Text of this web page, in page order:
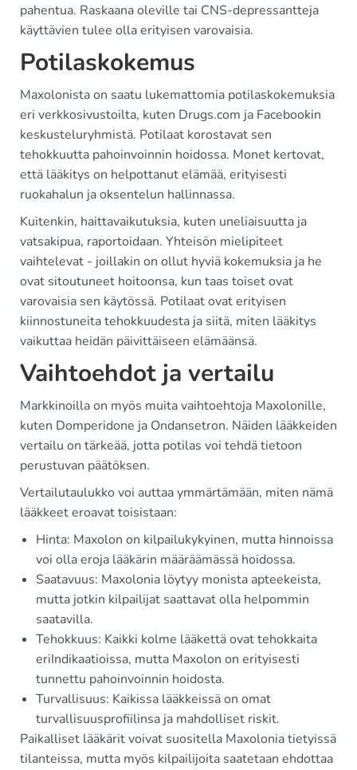
pahentua. Raskaana oleville tai CNS-depressantteja
käyttävien tulee olla erityisen varovaisia.
Potilaskokemus
Maxolonista on saatu lukemattomia potilaskokemuksia
eri verkkosivustoilta, kuten Drugs.com ja Facebookin
keskusteluryhmistä. Potilaat korostavat sen
tehokkuutta pahoinvoinnin hoidossa. Monet kertovat,
että lääkitys on helpottanut elämää, erityisesti
ruokahalun ja oksentelun hallinnassa.
Kuitenkin, haittavaikutuksia, kuten uneliaisuutta ja
vatsakipua, raportoidaan. Yhteisön mielipiteet
vaihtelevat - joillakin on ollut hyviä kokemuksia ja he
ovat sitoutuneet hoitoonsa, kun taas toiset ovat
varovaisia sen käytössä. Potilaat ovat erityisen
kiinnostuneita tehokkuudesta ja siitä, miten lääkitys
vaikuttaa heidän päivittäiseen elämäänsä.
Vaihtoehdot ja vertailu
Markkinoilla on myös muita vaihtoehtoja Maxolonille,
kuten Domperidone ja Ondansetron. Näiden lääkkeiden
vertailu on tärkeää, jotta potilas voi tehdä tietoon
perustuvan päätöksen.
Vertailutaulukko voi auttaa ymmärtämään, miten nämä
lääkkeet eroavat toisistaan:
Hinta: Maxolon on kilpailukykyinen, mutta hinnoissa
voi olla eroja lääkärin määräämässä hoidossa.
Saatavuus: Maxolonia löytyy monista apteekeista,
mutta jotkin kilpailijat saattavat olla helpommin
saatavilla.
Tehokkuus: Kaikki kolme lääkettä ovat tehokkaita
eriIndikaatioissa, mutta Maxolon on erityisesti
tunnettu pahoinvoinnin hoidosta.
Turvallisuus: Kaikissa lääkkeissä on omat
turvallisuusprofiilinsa ja mahdolliset riskit.
Paikalliset lääkärit voivat suositella Maxolonia tietyissä
tilanteissa, mutta myös kilpailijoita saatetaan ehdottaa